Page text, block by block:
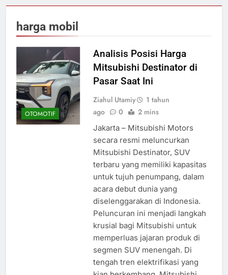
harga mobil
OTOMOTIF
Analisis Posisi Harga
Mitsubishi Destinator di
Pasar Saat Ini
Ziahul Utamiy
1 tahun
ago
0 2 mins
Jakarta – Mitsubishi Motors
secara resmi meluncurkan
Mitsubishi Destinator, SUV
terbaru yang memiliki kapasitas
untuk tujuh penumpang, dalam
acara debut dunia yang
diselenggarakan di Indonesia.
Peluncuran ini menjadi langkah
krusial bagi Mitsubishi untuk
memperluas jajaran produk di
segmen SUV menengah. Di
tengah tren elektrifikasi yang